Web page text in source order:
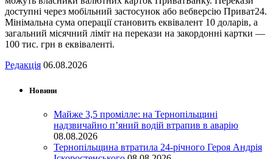
доступні через мобільний застосунок або вебверсію Приват24.
Мінімальна сума операції становить еквівалент 10 доларів, а
загальний місячний ліміт на перекази на закордонні картки —
100 тис. грн в еквіваленті.
Редакція 06.08.2026
Новини
Майже 3,5 промілле: на Тернопільщині
надзвичайно п’яний водій втрапив в аварію
08.08.2026
Тернопільщина втратила 24-річного Героя Андрія